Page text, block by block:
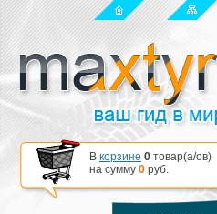
В корзине 0 товар(a/ов)
на сумму 0 руб.